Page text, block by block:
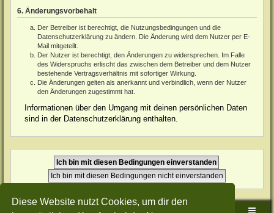
Diese Website nutzt Cookies, um dir den
6. Änderungsvorbehalt
Der Betreiber ist berechtigt, die Nutzungsbedingungen und die
Datenschutzerklärung zu ändern. Die Änderung wird dem Nutzer per E-
Mail mitgeteilt.
Der Nutzer ist berechtigt, den Änderungen zu widersprechen. Im Falle
des Widerspruchs erlischt das zwischen dem Betreiber und dem Nutzer
bestehende Vertragsverhältnis mit sofortiger Wirkung.
Die Änderungen gelten als anerkannt und verbindlich, wenn der Nutzer
den Änderungen zugestimmt hat.
Informationen über den Umgang mit deinen persönlichen Daten
sind in der Datenschutzerklärung enthalten.
Sudden-Strike-Maps.de Hauptseite Foren-Übersicht